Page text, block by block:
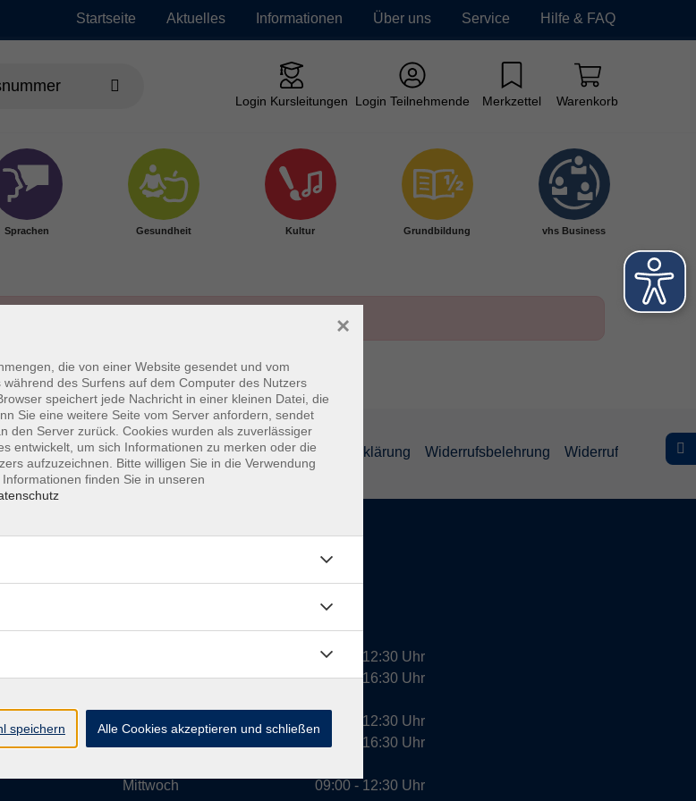
Startseite Aktuelles Informationen Über uns Service Hilfe & FAQ
Login Kursleitungen Login Teilnehmende Merkzettel Warenkorb
Sprachen Gesundheit Kultur Grundbildung vhs Business
AGBs Datenschutzerklärung Barrierefreiheitserklärung Widerrufsbelehrung Widerruf
Dienstag
Mittwoch
09:00 - 12:30 Uhr
13:00 - 16:30 Uhr
10:00 - 12:30 Uhr
13:00 - 16:30 Uhr
09:00 - 12:30 Uhr
die von einer Website gesendet und vom
des Surfens auf dem Computer des Nutzers
speichert jede Nachricht in einer kleinen Datei, die
Sie eine weitere Seite vom Server anfordern, sendet
den Server zurück. Cookies wurden als zuverlässiger
entwickelt, um sich Informationen zu merken oder die
aufzuzeichnen. Bitte willigen Sie in die Verwendung
finden Sie in unseren
×
speichern Alle Cookies akzeptieren und schließen